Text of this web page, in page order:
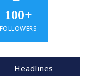
100+
FOLLOWERS
Headlines